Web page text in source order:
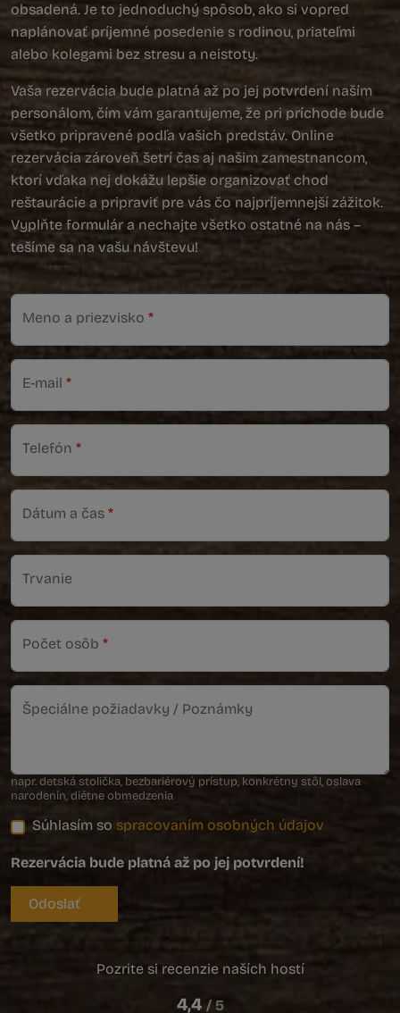
obsadená. Je to jednoduchý spôsob, ako si vopred
naplánovať príjemné posedenie s rodinou, priateľmi
alebo kolegami bez stresu a neistoty.
Vaša rezervácia bude platná až po jej potvrdení naším
personálom, čím vám garantujeme, že pri príchode bude
všetko pripravené podľa vašich predstáv. Online
rezervácia zároveň šetrí čas aj našim zamestnancom,
ktorí vďaka nej dokážu lepšie organizovať chod
reštaurácie a pripraviť pre vás čo najpríjemnejší zážitok.
Vyplňte formulár a nechajte všetko ostatné na nás –
tešíme sa na vašu návštevu!
Meno a priezvisko *
E-mail *
Telefón *
Dátum a čas *
Trvanie
Počet osôb *
Špeciálne požiadavky / Poznámky
napr. detská stolička, bezbariérový prístup, konkrétny stôl, oslava
narodenín, diétne obmedzenia
Súhlasím so spracovaním osobných údajov
Rezervácia bude platná až po jej potvrdení!
Odoslať
Pozrite si recenzie naších hostí
4,4 / 5